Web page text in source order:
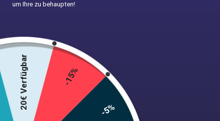
Auswahl der Optionen
um Ihre zu behaupten!
20€ Verfügbar -15%
-5%